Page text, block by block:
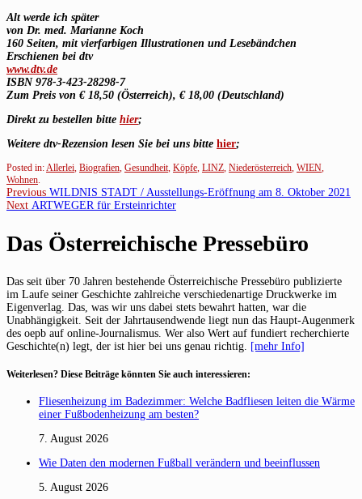
Alt werde ich später
von Dr. med. Marianne Koch
160 Seiten, mit vierfarbigen Illustrationen und Lesebändchen
Erschienen bei dtv
www.dtv.de
ISBN 978-3-423-28298-7
Zum Preis von € 18,50 (Österreich), € 18,00 (Deutschland)
Direkt zu bestellen bitte hier;
Weitere dtv-Rezension lesen Sie bei uns bitte hier;
Posted in:Allerlei, Biografien, Gesundheit, Köpfe, LINZ, Niederösterreich, WIEN,
Wohnen.
Beitragsnavigation
Previous Previous
post:
WILDNIS STADT / Ausstellungs-Eröffnung am 8. Oktober 2021
Next Next
ARTWEGER für Ersteinrichter
Das Österreichische Pressebüro
Das seit über 70 Jahren bestehende Österreichische Pressebüro publizierte
im Laufe seiner Geschichte zahlreiche verschiedenartige Druckwerke im
Eigenverlag. Das, was wir uns dabei stets bewahrt hatten, war die
Unabhängigkeit. Seit der Jahrtausendwende liegt nun das Haupt-Augenmerk
des oepb auf online-Journalismus. Wer also Wert auf fundiert recherchierte
Geschichte(n) legt, der ist hier bei uns genau richtig. [mehr Info]
Weiterlesen? Diese Beiträge könnten Sie auch interessieren:
Fliesenheizung im Badezimmer: Welche Badfliesen leiten die Wärme
einer Fußbodenheizung am besten?
7. August 2026
Wie Daten den modernen Fußball verändern und beeinflussen
5. August 2026